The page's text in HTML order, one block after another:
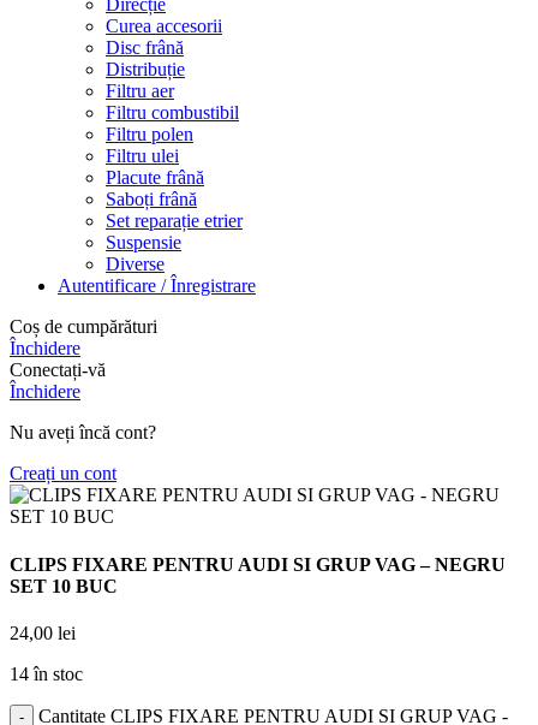
Direcție
Curea accesorii
Disc frână
Distribuție
Filtru aer
Filtru combustibil
Filtru polen
Filtru ulei
Placute frână
Saboți frână
Set reparație etrier
Suspensie
Diverse
Autentificare / Înregistrare
Coș de cumpărături
Închidere
Conectați-vă
Închidere
Nu aveți încă cont?
Creați un cont
CLIPS FIXARE PENTRU AUDI SI GRUP VAG – NEGRU
SET 10 BUC
24,00 lei
14 în stoc
Cantitate CLIPS FIXARE PENTRU AUDI SI GRUP VAG -